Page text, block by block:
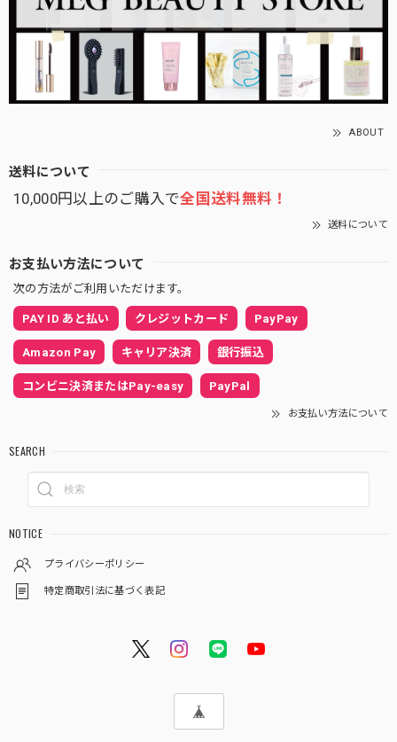
ABOUT
送料について
10,000円以上のご購入で全国送料無料！
送料について
お支払い方法について
次の方法がご利用いただけます。
PAY ID あと払い クレジットカード PayPay
Amazon Pay キャリア決済 銀行振込
コンビニ決済またはPay-easy PayPal
お支払い方法について
SEARCH
NOTICE
プライバシーポリシー
特定商取引法に基づく表記